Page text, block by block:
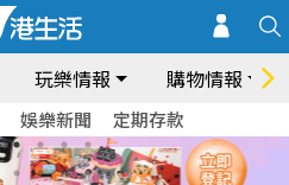
玩樂情報 購物情報
娛樂新聞 定期存款